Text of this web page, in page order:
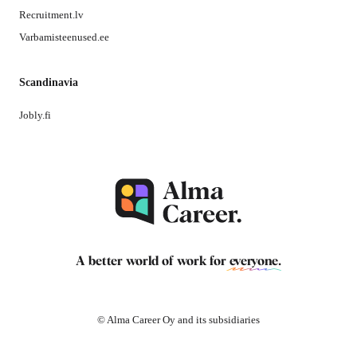
Recruitment.lv
Varbamisteenused.ee
Scandinavia
Jobly.fi
A better world of work for everyone.
© Alma Career Oy and its subsidiaries